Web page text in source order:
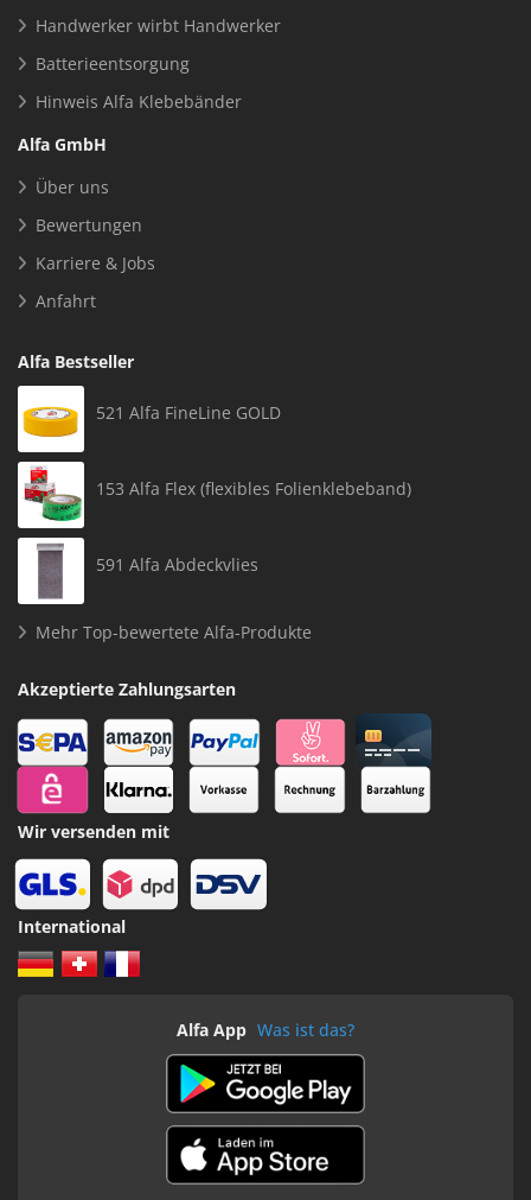
Handwerker wirbt Handwerker
Batterieentsorgung
Hinweis Alfa Klebebänder
Alfa GmbH
Über uns
Bewertungen
Karriere & Jobs
Anfahrt
Alfa Bestseller
521 Alfa FineLine GOLD
153 Alfa Flex (flexibles Folienklebeband)
591 Alfa Abdeckvlies
Mehr Top-bewertete Alfa-Produkte
Akzeptierte Zahlungsarten
Wir versenden mit
International
Alfa App Was ist das?